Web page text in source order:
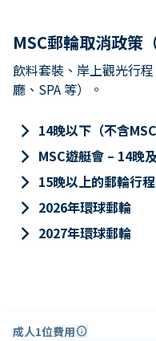
MSC郵輪取消政策
飲料套裝、岸上觀光行
廳、SPA 等）。
keyboard_arrow_right 14晚以下（不含MSC
keyboard_arrow_right MSC遊艇會 – 14晚
keyboard_arrow_right 15晚以上的郵輪行程
keyboard_arrow_right 2026年環球郵輪
keyboard_arrow_right 2027年環球郵輪
成人1位費用info